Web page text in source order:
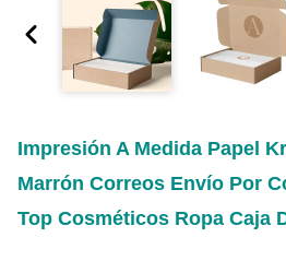
Impresión A Medida Papel
Marrón Correos Envío Por
Top Cosméticos Ropa Caja